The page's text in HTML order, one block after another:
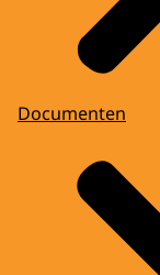
Documenten